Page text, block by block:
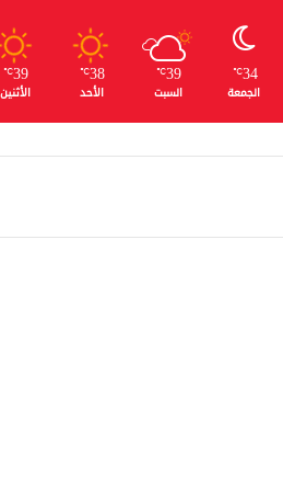
34
℃
الجمعة
39
℃
السبت
38
℃
الأحد
39
℃
الأثنين